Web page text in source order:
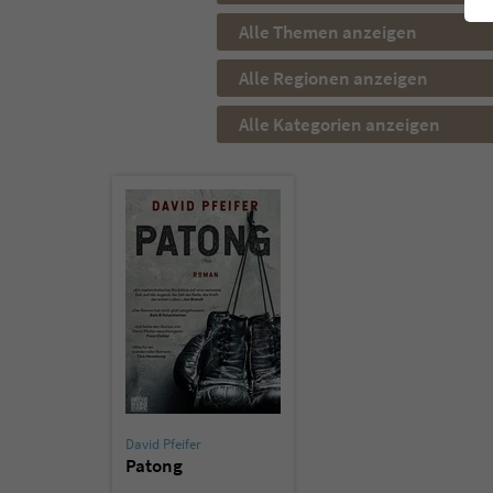
Alle Themen anzeigen
Alle Regionen anzeigen
Alle Kategorien anzeigen
David Pfeifer
Patong